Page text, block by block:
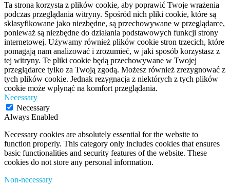
Ta strona korzysta z plików cookie, aby poprawić Twoje wrażenia
podczas przeglądania witryny. Spośród nich pliki cookie, które są
sklasyfikowane jako niezbędne, są przechowywane w przeglądarce,
ponieważ są niezbędne do działania podstawowych funkcji strony
internetowej. Używamy również plików cookie stron trzecich, które
pomagają nam analizować i zrozumieć, w jaki sposób korzystasz z
tej witryny. Te pliki cookie będą przechowywane w Twojej
przeglądarce tylko za Twoją zgodą. Możesz również zrezygnować z
tych plików cookie. Jednak rezygnacja z niektórych z tych plików
cookie może wpłynąć na komfort przeglądania.
Necessary
Necessary
Always Enabled
Necessary cookies are absolutely essential for the website to
function properly. This category only includes cookies that ensures
basic functionalities and security features of the website. These
cookies do not store any personal information.
Non-necessary